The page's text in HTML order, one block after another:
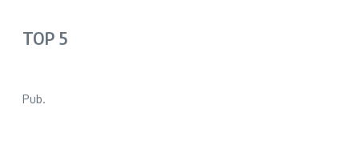
TOP 5
Pub.